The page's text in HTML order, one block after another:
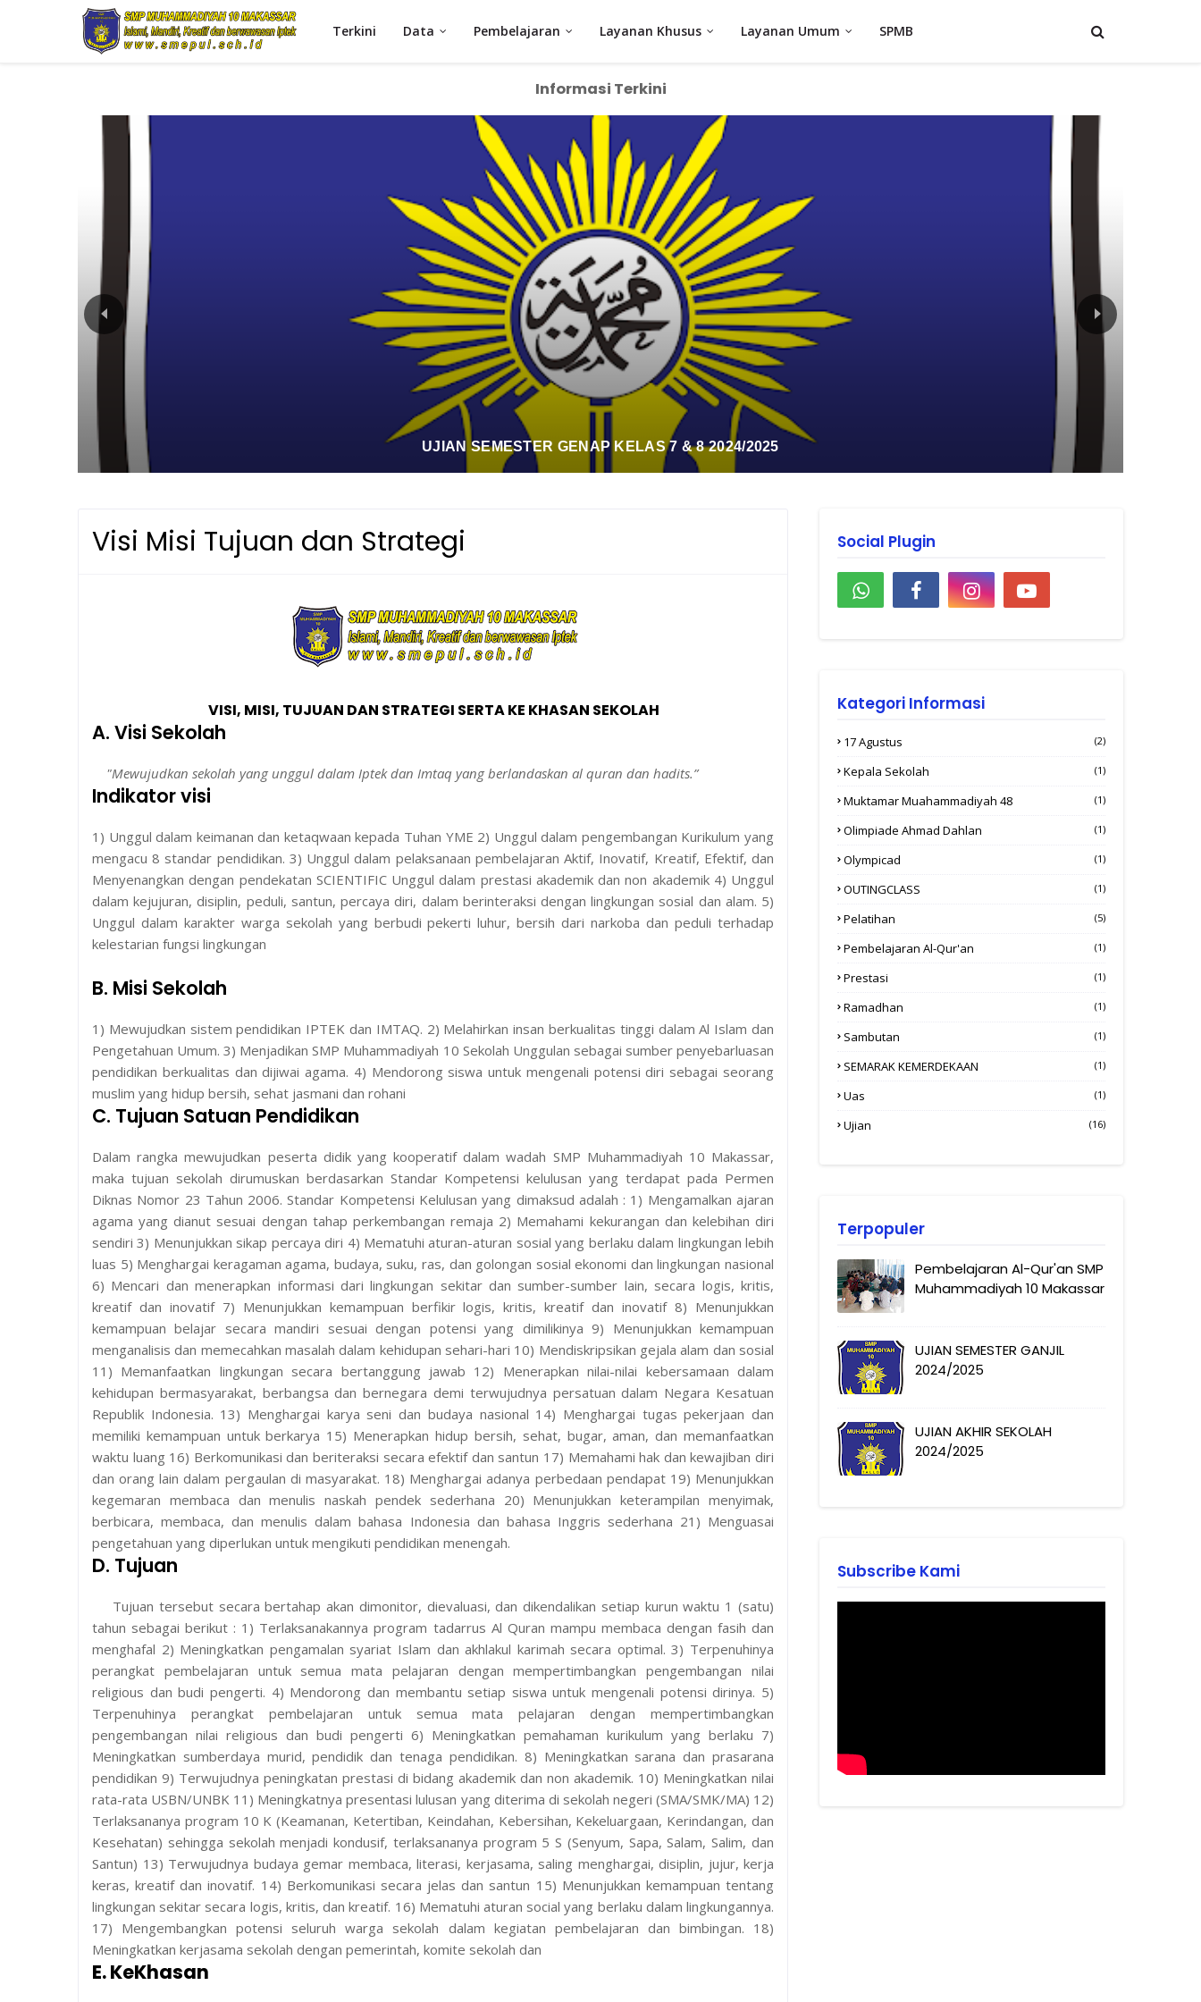
Terkini Data Pembelajaran Layanan Khusus Layanan Umum SPMB
Informasi Terkini
UJIAN SEMESTER GENAP KELAS 7 & 8 2024/2025
Visi Misi Tujuan dan Strategi
VISI, MISI, TUJUAN DAN STRATEGI SERTA KE KHASAN SEKOLAH
A. Visi Sekolah
"Mewujudkan sekolah yang unggul dalam Iptek dan Imtaq yang berlandaskan al quran dan hadits.”
Indikator visi
1) Unggul dalam keimanan dan ketaqwaan kepada Tuhan YME 2) Unggul dalam pengembangan Kurikulum yang
mengacu 8 standar pendidikan. 3) Unggul dalam pelaksanaan pembelajaran Aktif, Inovatif, Kreatif, Efektif, dan
Menyenangkan dengan pendekatan SCIENTIFIC Unggul dalam prestasi akademik dan non akademik 4) Unggul
dalam kejujuran, disiplin, peduli, santun, percaya diri, dalam berinteraksi dengan lingkungan sosial dan alam. 5)
Unggul dalam karakter warga sekolah yang berbudi pekerti luhur, bersih dari narkoba dan peduli terhadap
kelestarian fungsi lingkungan
B. Misi Sekolah
1) Mewujudkan sistem pendidikan IPTEK dan IMTAQ. 2) Melahirkan insan berkualitas tinggi dalam Al Islam dan
Pengetahuan Umum. 3) Menjadikan SMP Muhammadiyah 10 Sekolah Unggulan sebagai sumber penyebarluasan
pendidikan berkualitas dan dijiwai agama. 4) Mendorong siswa untuk mengenali potensi diri sebagai seorang
muslim yang hidup bersih, sehat jasmani dan rohani
C. Tujuan Satuan Pendidikan
Dalam rangka mewujudkan peserta didik yang kooperatif dalam wadah SMP Muhammadiyah 10 Makassar,
maka tujuan sekolah dirumuskan berdasarkan Standar Kompetensi kelulusan yang terdapat pada Permen
Diknas Nomor 23 Tahun 2006. Standar Kompetensi Kelulusan yang dimaksud adalah : 1) Mengamalkan ajaran
agama yang dianut sesuai dengan tahap perkembangan remaja 2) Memahami kekurangan dan kelebihan diri
sendiri 3) Menunjukkan sikap percaya diri 4) Mematuhi aturan-aturan sosial yang berlaku dalam lingkungan lebih
luas 5) Menghargai keragaman agama, budaya, suku, ras, dan golongan sosial ekonomi dan lingkungan nasional
6) Mencari dan menerapkan informasi dari lingkungan sekitar dan sumber-sumber lain, secara logis, kritis,
kreatif dan inovatif 7) Menunjukkan kemampuan berfikir logis, kritis, kreatif dan inovatif 8) Menunjukkan
kemampuan belajar secara mandiri sesuai dengan potensi yang dimilikinya 9) Menunjukkan kemampuan
menganalisis dan memecahkan masalah dalam kehidupan sehari-hari 10) Mendiskripsikan gejala alam dan sosial
11) Memanfaatkan lingkungan secara bertanggung jawab 12) Menerapkan nilai-nilai kebersamaan dalam
kehidupan bermasyarakat, berbangsa dan bernegara demi terwujudnya persatuan dalam Negara Kesatuan
Republik Indonesia. 13) Menghargai karya seni dan budaya nasional 14) Menghargai tugas pekerjaan dan
memiliki kemampuan untuk berkarya 15) Menerapkan hidup bersih, sehat, bugar, aman, dan memanfaatkan
waktu luang 16) Berkomunikasi dan beriteraksi secara efektif dan santun 17) Memahami hak dan kewajiban diri
dan orang lain dalam pergaulan di masyarakat. 18) Menghargai adanya perbedaan pendapat 19) Menunjukkan
kegemaran membaca dan menulis naskah pendek sederhana 20) Menunjukkan keterampilan menyimak,
berbicara, membaca, dan menulis dalam bahasa Indonesia dan bahasa Inggris sederhana 21) Menguasai
pengetahuan yang diperlukan untuk mengikuti pendidikan menengah.
D. Tujuan
Tujuan tersebut secara bertahap akan dimonitor, dievaluasi, dan dikendalikan setiap kurun waktu 1 (satu)
tahun sebagai berikut : 1) Terlaksanakannya program tadarrus Al Quran mampu membaca dengan fasih dan
menghafal 2) Meningkatkan pengamalan syariat Islam dan akhlakul karimah secara optimal. 3) Terpenuhinya
perangkat pembelajaran untuk semua mata pelajaran dengan mempertimbangkan pengembangan nilai
religious dan budi pengerti. 4) Mendorong dan membantu setiap siswa untuk mengenali potensi dirinya. 5)
Terpenuhinya perangkat pembelajaran untuk semua mata pelajaran dengan mempertimbangkan
pengembangan nilai religious dan budi pengerti 6) Meningkatkan pemahaman kurikulum yang berlaku 7)
Meningkatkan sumberdaya murid, pendidik dan tenaga pendidikan. 8) Meningkatkan sarana dan prasarana
pendidikan 9) Terwujudnya peningkatan prestasi di bidang akademik dan non akademik. 10) Meningkatkan nilai
rata-rata USBN/UNBK 11) Meningkatnya presentasi lulusan yang diterima di sekolah negeri (SMA/SMK/MA) 12)
Terlaksananya program 10 K (Keamanan, Ketertiban, Keindahan, Kebersihan, Kekeluargaan, Kerindangan, dan
Kesehatan) sehingga sekolah menjadi kondusif, terlaksananya program 5 S (Senyum, Sapa, Salam, Salim, dan
Santun) 13) Terwujudnya budaya gemar membaca, literasi, kerjasama, saling menghargai, disiplin, jujur, kerja
keras, kreatif dan inovatif. 14) Berkomunikasi secara jelas dan santun 15) Menunjukkan kemampuan tentang
lingkungan sekitar secara logis, kritis, dan kreatif. 16) Mematuhi aturan social yang berlaku dalam lingkungannya.
17) Mengembangkan potensi seluruh warga sekolah dalam kegiatan pembelajaran dan bimbingan. 18)
Meningkatkan kerjasama sekolah dengan pemerintah, komite sekolah dan
E. KeKhasan
Social Plugin
Kategori Informasi
17 Agustus (2)
Kepala Sekolah (1)
Muktamar Muahammadiyah 48 (1)
Olimpiade Ahmad Dahlan (1)
Olympicad (1)
OUTINGCLASS (1)
Pelatihan (5)
Pembelajaran Al-Qur'an (1)
Prestasi (1)
Ramadhan (1)
Sambutan (1)
SEMARAK KEMERDEKAAN (1)
Uas (1)
Ujian (16)
Terpopuler
Pembelajaran Al-Qur'an SMP
Muhammadiyah 10 Makassar
UJIAN SEMESTER GANJIL
2024/2025
UJIAN AKHIR SEKOLAH
2024/2025
Subscribe Kami